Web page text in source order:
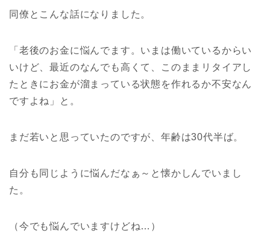
同僚とこんな話になりました。
「老後のお金に悩んでます。いまは働いているからい
いけど、最近のなんでも高くて、このままリタイアし
たときにお金が溜まっている状態を作れるか不安なん
ですよね」と。
まだ若いと思っていたのですが、年齢は30代半ば。
自分も同じように悩んだなぁ～と懐かしんでいまし
た。
（今でも悩んでいますけどね…）